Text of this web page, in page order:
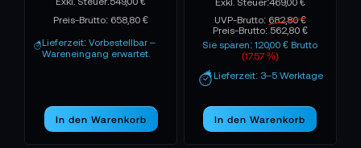
Preis-Brutto: 658,80 €
Lieferzeit: Vorbestellbar –
Wareneingang erwartet.
In den Warenkorb
UVP-Brutto: 682,80 €
Preis-Brutto: 562,80 €
Sie sparen: 120,00 € Brutto
(17.57 %)
Lieferzeit: 3–5 Werktage
In den Warenkorb